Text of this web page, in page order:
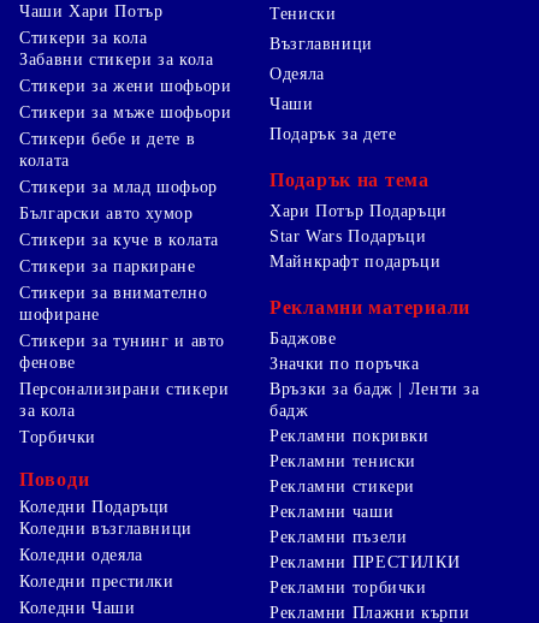
Чаши Хари Потър
Стикери за кола
Забавни стикери за кола
Стикери за жени шофьори
Стикери за мъже шофьори
Стикери бебе и дете в
колата
Стикери за млад шофьор
Български авто хумор
Стикери за куче в колата
Стикери за паркиране
Стикери за внимателно
шофиране
Стикери за тунинг и авто
фенове
Персонализирани стикери
за кола
Торбички
Поводи
Коледни Подаръци
Коледни възглавници
Коледни одеяла
Коледни престилки
Коледни Чаши
Тениски
Възглавници
Одеяла
Чаши
Подарък за дете
Подарък на тема
Хари Потър Подаръци
Star Wars Подаръци
Майнкрафт подаръци
Рекламни материали
Баджове
Значки по поръчка
Връзки за бадж | Ленти за
бадж
Рекламни покривки
Рекламни тениски
Рекламни стикери
Рекламни чаши
Рекламни пъзели
Рекламни ПРЕСТИЛКИ
Рекламни торбички
Рекламни Плажни кърпи